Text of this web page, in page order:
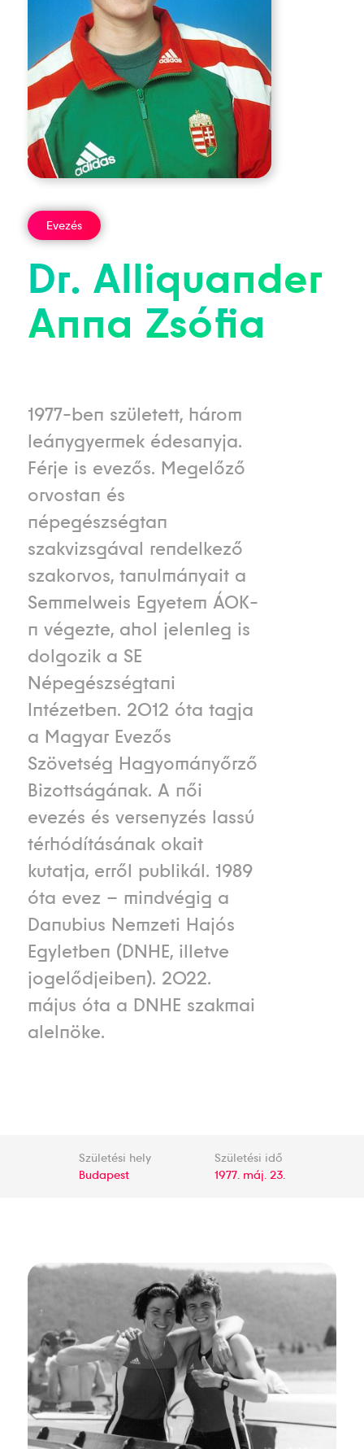
Evezés
Dr. Alliquander
Anna Zsófia
1977-ben született, három
leánygyermek édesanyja.
Férje is evezős. Megelőző
orvostan és
népegészségtan
szakvizsgával rendelkező
szakorvos, tanulmányait a
Semmelweis Egyetem ÁOK-
n végezte, ahol jelenleg is
dolgozik a SE
Népegészségtani
Intézetben. 2012 óta tagja
a Magyar Evezős
Szövetség Hagyományőrző
Bizottságának. A női
evezés és versenyzés lassú
térhódításának okait
kutatja, erről publikál. 1989
óta evez – mindvégig a
Danubius Nemzeti Hajós
Egyletben (DNHE, illetve
jogelődjeiben). 2022.
május óta a DNHE szakmai
alelnöke.
Születési hely
Budapest
Születési idő
1977. máj. 23.